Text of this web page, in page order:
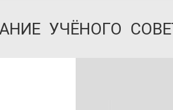
УЧЁНОГО